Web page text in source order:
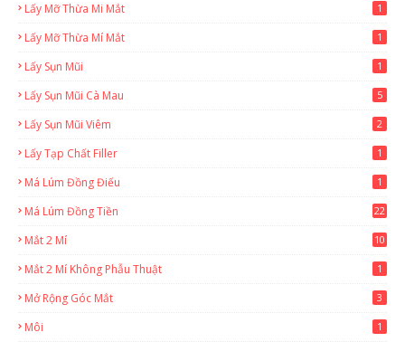
Lấy Mỡ Thừa Mi Mắt 1
Lấy Mỡ Thừa Mí Mắt 1
Lấy Sụn Mũi 1
Lấy Sụn Mũi Cà Mau 5
Lấy Sụn Mũi Viêm 2
Lấy Tạp Chất Filler 1
Má Lúm Đồng Điếu 1
Má Lúm Đồng Tiền 22
Mắt 2 Mí 10
Mắt 2 Mí Không Phẫu Thuật 1
Mở Rộng Góc Mắt 3
Môi 1